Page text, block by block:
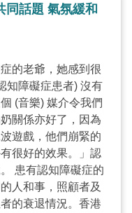
同話題 氣氛緩和
的老爺，她感到很
知障礙症患者) 沒有
(音樂) 媒介令我們
關係亦好了，因為
遊戲，他們崩緊的
很好的效果。」認
患有認知障礙症的
人和事，照顧者及
的衰退情況。香港